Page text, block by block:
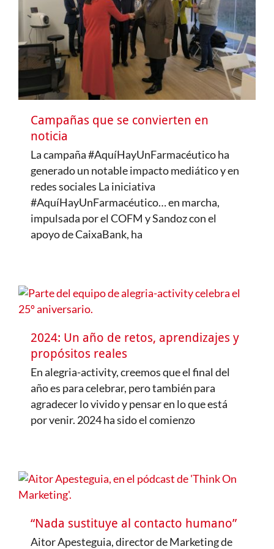
Campañas que se convierten en
noticia
La campaña #AquíHayUnFarmacéutico ha
generado un notable impacto mediático y en
redes sociales La iniciativa
#AquíHayUnFarmacéutico… en marcha,
impulsada por el COFM y Sandoz con el
apoyo de CaixaBank, ha
2024: Un año de retos, aprendizajes y
propósitos reales
En alegria-activity, creemos que el final del
año es para celebrar, pero también para
agradecer lo vivido y pensar en lo que está
por venir. 2024 ha sido el comienzo
“Nada sustituye al contacto humano”
Aitor Apesteguia, director de Marketing de